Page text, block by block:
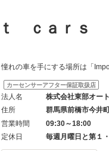
ｔ ｃａｒｓ
憧れの車を手にする場所は「
カーセンサーアフター保証取扱店
法人名
株式会社東部オート
住所
群馬県前橋市今井
営業時間
09:30～18:00
定休日
毎週月曜日と第１